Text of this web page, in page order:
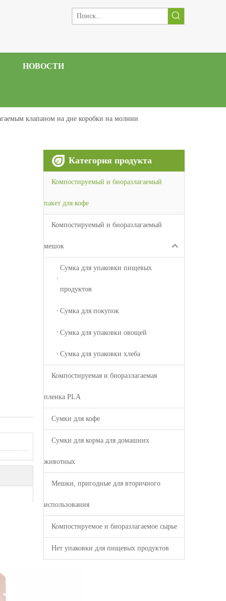
НОВОСТИ
клапаном на дне коробки на молнии
Категория продукта
Компостируемый и биоразлагаемый
пакет для кофе
Компостируемый и биоразлагаемый
мешок
Сумка для упаковки пищевых
продуктов
Сумка для покупок
Сумка для упаковки овощей
Сумка для упаковки хлеба
Компостируемая и биоразлагаемая
пленка PLA
Сумки для кофе
Сумки для корма для домашних
животных
Мешки, пригодные для вторичного
использования
Компостируемое и биоразлагаемое сырье
Нет упаковки для пищевых продуктов